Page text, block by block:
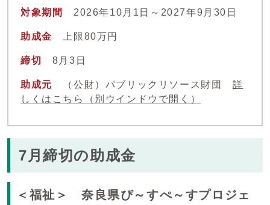
対象期間 2026年10月1日～2027年9月30日
助成金 上限80万円
締切 8月3日
助成元 （公財）パブリックリソース財団詳
しくはこちら
（別ウインドウで開く）
7月締切の助成金
＜福祉＞ 奈良県ぴ～すぺ～すプロジェ